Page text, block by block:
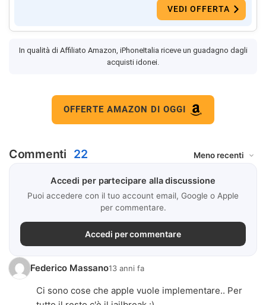
VEDI OFFERTA
In qualità di Affiliato Amazon, iPhoneItalia riceve un guadagno dagli
acquisti idonei.
OFFERTE AMAZON DI OGGI
Commenti 22
Accedi per partecipare alla discussione
Puoi accedere con il tuo account email, Google o Apple
per commentare.
Accedi per commentare
Federico Massano13 anni fa
Ci sono cose che apple vuole implementare.. Per